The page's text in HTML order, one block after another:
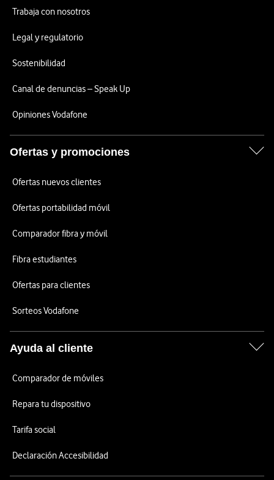
Trabaja con nosotros
Legal y regulatorio
Sostenibilidad
Canal de denuncias – Speak Up
Opiniones Vodafone
Ofertas y promociones
Ofertas nuevos clientes
Ofertas portabilidad móvil
Comparador fibra y móvil
Fibra estudiantes
Ofertas para clientes
Sorteos Vodafone
Ayuda al cliente
Comparador de móviles
Repara tu dispositivo
Tarifa social
Declaración Accesibilidad